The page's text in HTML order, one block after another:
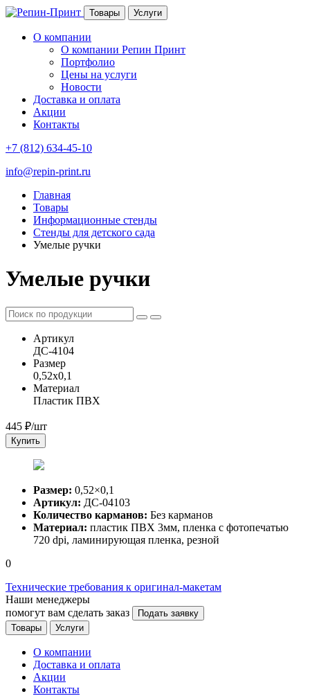
Товары Услуги
О компании
О компании Репин Принт
Портфолио
Цены на услуги
Новости
Доставка и оплата
Акции
Контакты
+7 (812) 634-45-10
info@repin-print.ru
Главная
Товары
Информационные стенды
Стенды для детского сада
Умелые ручки
Умелые ручки
Артикул
ДС-4104
Размер
0,52x0,1
Материал
Пластик ПВХ
445 ₽/шт
Купить
Размер: 0,52×0,1
Артикул: ДС-04103
Количество карманов: Без карманов
Материал: пластик ПВХ 3мм, пленка с фотопечатью
720 dpi, ламинирующая пленка, резной
0
Технические требования к оригинал-макетам
Наши менеджеры
помогут вам сделать заказ
Подать заявку
Товары
Услуги
О компании
Доставка и оплата
Акции
Контакты